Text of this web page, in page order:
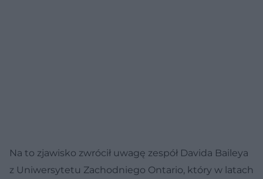
Na to zjawisko zwrócił uwagę zespół Davida Baileya
z Uniwersytetu Zachodniego Ontario, który w latach